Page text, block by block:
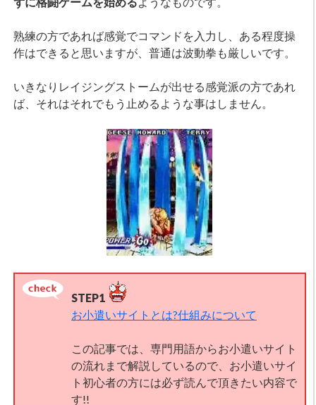
熟練の方であれば感覚でコマンドを入力し、ある程度操
作はできると思いますが、普通は波動拳も厳しいです。
いきなりレイジングストームが出せる感覚派の方であれ
ば、それはそれでもう止めるような事はしません。
STEP1
お小遣いサイトとは?仕組みについて
この記事では、専門用語からお小遣いサイト
の流れまで解説しているので、お小遣いサイ
ト初心者の方には必ず読んで頂きたい内容で
す!!